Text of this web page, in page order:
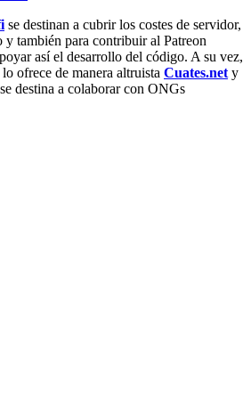
se destinan a cubrir los costes de servidor,
y también para contribuir al Patreon
así el desarrollo del código. A su vez,
ofrece de manera altruista Cuates.net y
destina a colaborar con ONGs